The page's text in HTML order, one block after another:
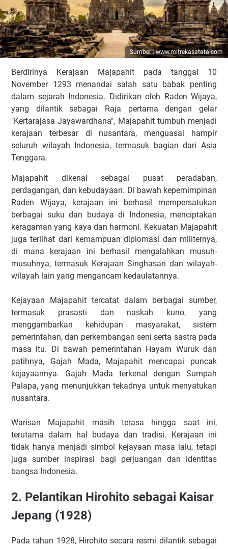
Sumber : www.mitrekasatata.com
Berdirinya Kerajaan Majapahit pada tanggal 10
November 1293 menandai salah satu babak penting
dalam sejarah Indonesia. Didirikan oleh Raden Wijaya,
yang dilantik sebagai Raja pertama dengan gelar
"Kertarajasa Jayawardhana", Majapahit tumbuh menjadi
kerajaan terbesar di nusantara, menguasai hampir
seluruh wilayah Indonesia, termasuk bagian dari Asia
Tenggara.
Majapahit dikenal sebagai pusat peradaban,
perdagangan, dan kebudayaan. Di bawah kepemimpinan
Raden Wijaya, kerajaan ini berhasil mempersatukan
berbagai suku dan budaya di Indonesia, menciptakan
keragaman yang kaya dan harmoni. Kekuatan Majapahit
juga terlihat dari kemampuan diplomasi dan militernya,
di mana kerajaan ini berhasil mengalahkan musuh-
musuhnya, termasuk Kerajaan Singhasari dan wilayah-
wilayah lain yang mengancam kedaulatannya.
Kejayaan Majapahit tercatat dalam berbagai sumber,
termasuk prasasti dan naskah kuno, yang
menggambarkan kehidupan masyarakat, sistem
pemerintahan, dan perkembangan seni serta sastra pada
masa itu. Di bawah pemerintahan Hayam Wuruk dan
patihnya, Gajah Mada, Majapahit mencapai puncak
kejayaannya. Gajah Mada terkenal dengan Sumpah
Palapa, yang menunjukkan tekadnya untuk menyatukan
nusantara.
Warisan Majapahit masih terasa hingga saat ini,
terutama dalam hal budaya dan tradisi. Kerajaan ini
tidak hanya menjadi simbol kejayaan masa lalu, tetapi
juga sumber inspirasi bagi perjuangan dan identitas
bangsa Indonesia.
2. Pelantikan Hirohito sebagai Kaisar
Jepang (1928)
Pada tahun 1928, Hirohito secara resmi dilantik sebagai